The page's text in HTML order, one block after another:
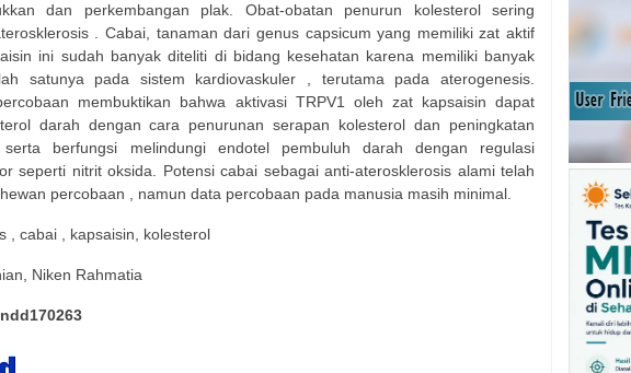
dan perkembangan plak. Obat-obatan penurun kolesterol sering
. Cabai, tanaman dari genus capsicum yang memiliki zat aktif
ini sudah banyak diteliti di bidang kesehatan karena memiliki banyak
satunya pada sistem kardiovaskuler , terutama pada aterogenesis.
membuktikan bahwa aktivasi TRPV1 oleh zat kapsaisin dapat
darah dengan cara penurunan serapan kolesterol dan peningkatan
berfungsi melindungi endotel pembuluh darah dengan regulasi
seperti nitrit oksida. Potensi cabai sebagai anti-aterosklerosis alami telah
percobaan , namun data percobaan pada manusia masih minimal.
, cabai , kapsaisin, kolesterol
Niken Rahmatia